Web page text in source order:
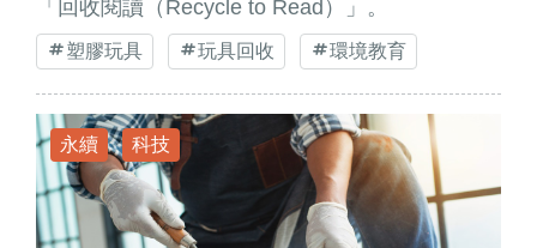
「回收閱讀（Recycle to Read）」。
塑膠玩具 玩具回收 環境教育
永續 科技